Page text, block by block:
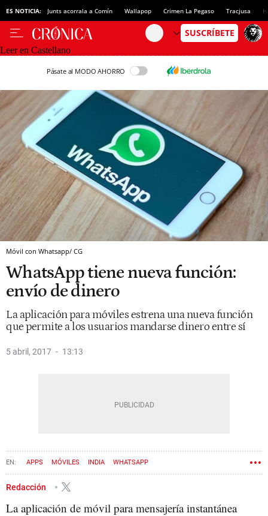
ES NOTICIA: Junts acorrala a Comín Wallapop Crimen La Pegaso Tracjusa
Leer en Castellano
Pásate al MODO AHORRO
Móvil con Whatsapp/ CG
WhatsApp tiene nueva función:
envío de dinero
La aplicación para móviles estrena una nueva función
que permite a los usuarios mandarse dinero entre sí
5 abril, 2017 13:13
APPS MÓVILES INDIA WHATSAPP
Redacción
La aplicación de móvil para mensajería instantánea